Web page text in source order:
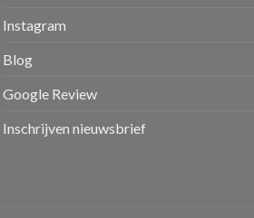
Instagram
Blog
Google Review
Inschrijven nieuwsbrief